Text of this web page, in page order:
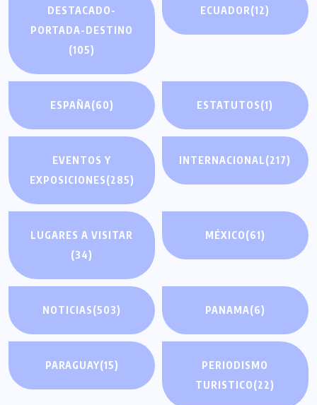
DESTACADO-
PORTADA-DESTINO
(105)
ECUADOR(12)
ESPAÑA(60) ESTATUTOS(1)
EVENTOS Y
EXPOSICIONES(285)
INTERNACIONAL(217)
LUGARES A VISITAR
(34)
MÉXICO(61)
NOTICIAS(503) PANAMA(6)
PARAGUAY(15)
PERIODISMO
TURISTICO(22)